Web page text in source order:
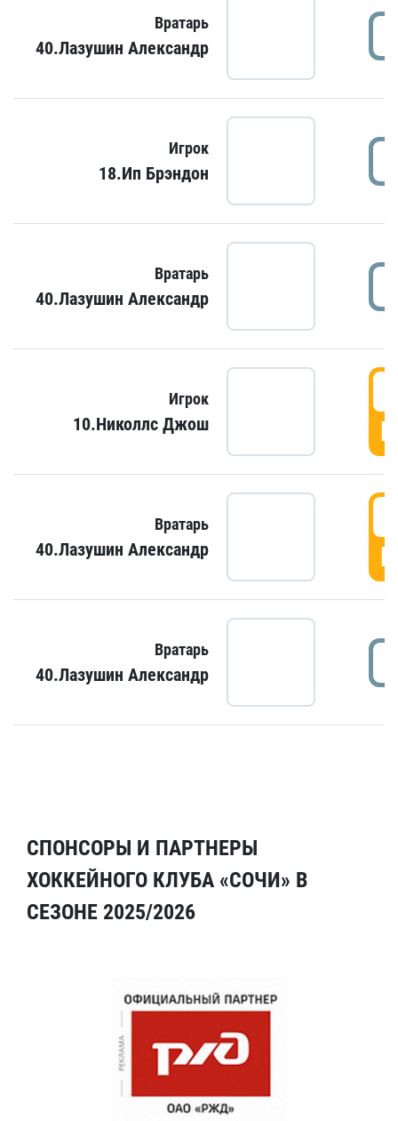
Вратарь
40.Лазушин Александр
Игрок
18.Ип Брэндон
Вратарь
40.Лазушин Александр
Игрок
10.Николлс Джош
Вратарь
40.Лазушин Александр
Вратарь
40.Лазушин Александр
СПОНСОРЫ И ПАРТНЕРЫ
ХОККЕЙНОГО КЛУБА «СОЧИ» В
СЕЗОНЕ 2025/2026